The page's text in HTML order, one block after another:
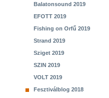
Balatonsound 2019
EFOTT 2019
Fishing on Orfű 2019
Strand 2019
Sziget 2019
SZIN 2019
VOLT 2019
Fesztiválblog 2018